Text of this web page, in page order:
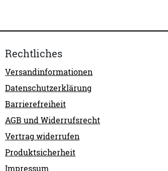
Rechtliches
Versandinformationen
Datenschutzerklärung
Barrierefreiheit
AGB und Widerrufsrecht
Vertrag widerrufen
Produktsicherheit
Impressum